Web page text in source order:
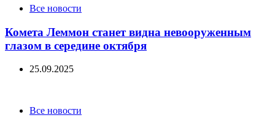
CategoriesВсе новости
Комета Леммон станет видна невооруженным
глазом в середине октября
25.09.2025
CategoriesВсе новости